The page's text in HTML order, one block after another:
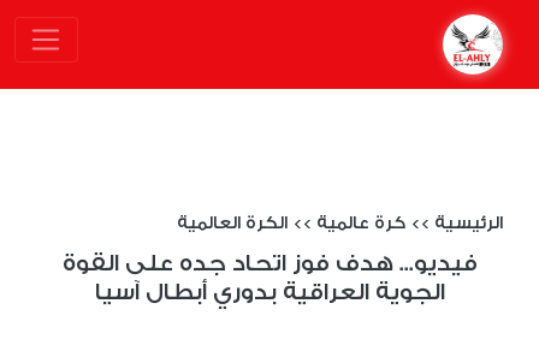
الرئيسية >> كرة عالمية >> الكرة العالمية
فيديو... هدف فوز اتحاد جده على القوة
الجوية العراقية بدوري أبطال آسيا